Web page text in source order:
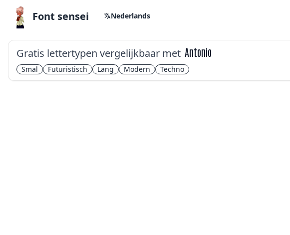
Font sensei Nederlands
Gratis lettertypen vergelijkbaar met Antonio
Smal Futuristisch Lang Modern Techno